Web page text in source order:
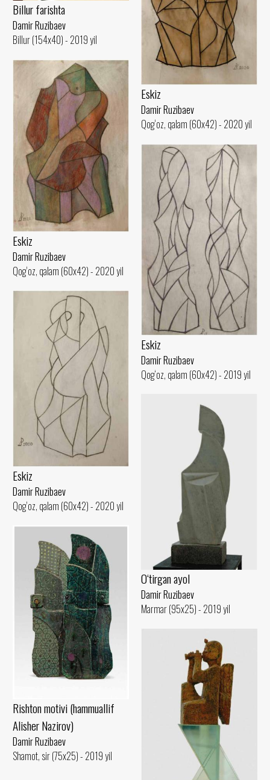
Billur farishta
Damir Ruzibaev
Billur (154x40) - 2019 yil
Eskiz
Damir Ruzibaev
Qog‘oz, qalam (60x42) - 2020 yil
Eskiz
Damir Ruzibaev
Qog‘oz, qalam (60x42) - 2020 yil
Eskiz
Damir Ruzibaev
Qog‘oz, qalam (60x42) - 2019 yil
Eskiz
Damir Ruzibaev
Qog‘oz, qalam (60x42) - 2020 yil
O‘tirgan ayol
Damir Ruzibaev
Marmar (95x25) - 2019 yil
Rishton motivi (hammuallif
Alisher Nazirov)
Damir Ruzibaev
Shamot, sir (75x25) - 2019 yil